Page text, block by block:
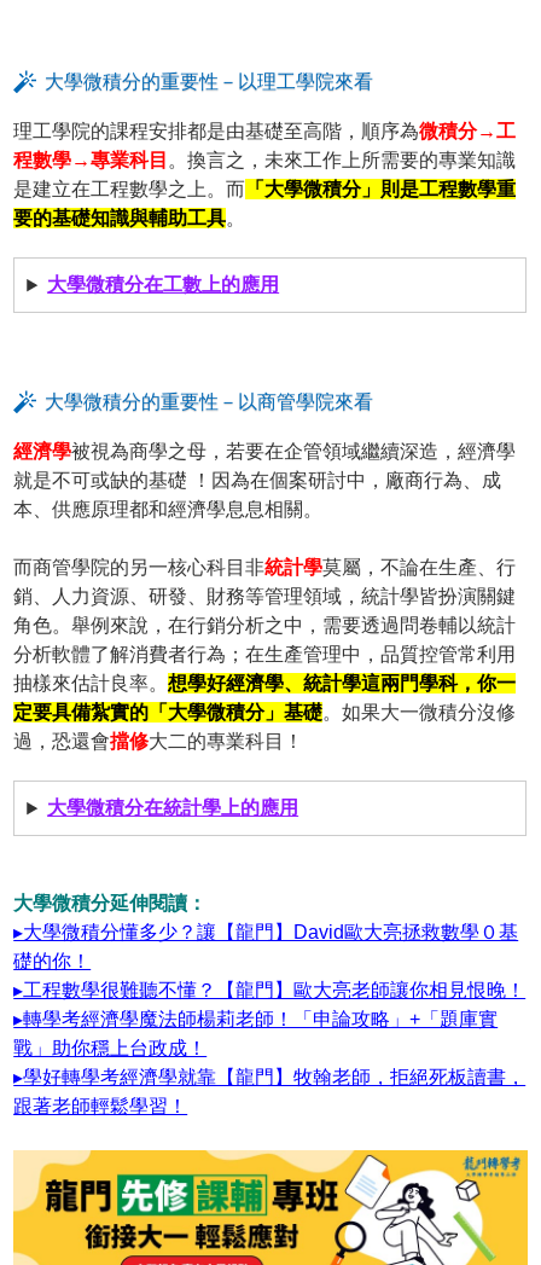
大學微積分的重要性－以理工學院來看
理工學院的課程安排都是由基礎至高階，順序為微積分→工
程數學→專業科目 。換言之，未來工作上所需要的專業知識
是建立在工程數學之上。而 「大學微積分」則是工程數學重
要的基礎知識與輔助工具。
大學微積分在工數上的應用
大學微積分的重要性－以商管學院來看
經濟學被視為商學之母，若要在企管領域繼續深造，經濟學
就是不可或缺的基礎 ！因為在個案研討中，廠商行為、成
本、供應原理都和經濟學息息相關。
而商管學院的另一核心科目非統計學莫屬，不論在生產、行
銷、人力資源、研發、財務等管理領域，統計學皆扮演關鍵
角色。舉例來說，在行銷分析之中，需要透過問卷輔以統計
分析軟體了解消費者行為；在生產管理中，品質控管常利用
抽樣來估計良率。想學好經濟學、統計學這兩門學科，你一
定要具備紮實的「大學微積分」基礎。如果大一微積分沒修
過，恐還會擋修大二的專業科目！
大學微積分在統計學上的應用
大學微積分延伸閱讀：
▸大學微積分懂多少？讓【龍門】David歐大亮拯救數學０基
礎的你！
▸工程數學很難聽不懂？【龍門】歐大亮老師讓你相見恨晚！
▸轉學考經濟學魔法師楊莉老師！「申論攻略」+「題庫實
戰」助你穩上台政成！
▸學好轉學考經濟學就靠【龍門】牧翰老師，拒絕死板讀書，
跟著老師輕鬆學習！